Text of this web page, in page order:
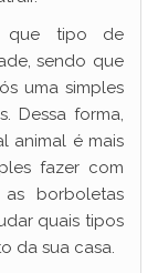
que tipo de
sendo que
uma simples
Dessa forma,
animal é mais
fazer com
borboletas
quais tipos
da sua casa.